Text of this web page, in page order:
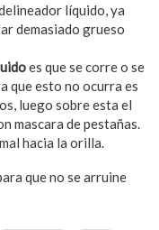
líquido, ya
demasiado grueso
es que se corre o se
que esto no ocurra es
luego sobre esta el
mascara de pestañas.
hacia la orilla.
que no se arruine